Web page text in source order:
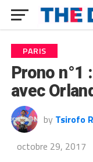
PARIS
Prono n°1
avec
by Tsirofo
octobre 29, 2017